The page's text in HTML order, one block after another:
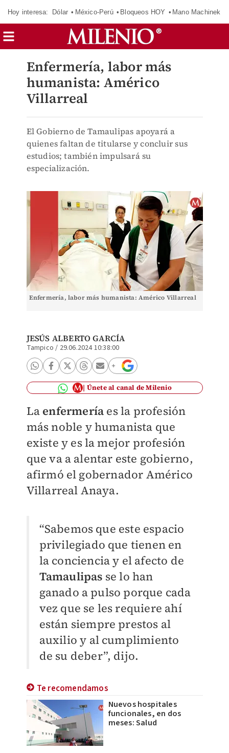
Hoy interesa: Dólar México-Perú Bloqueos HOY Mano Machinek
Enfermería, labor más
humanista: Américo
Villarreal
El Gobierno de Tamaulipas apoyará a
quienes faltan de titularse y concluir sus
estudios; también impulsará su
especialización.
Enfermería, labor más humanista: Américo Villarreal
JESÚS ALBERTO GARCÍA
Tampico / 29.06.2024 10:38:00
Únete al canal de Milenio
La enfermería es la profesión
más noble y humanista que
existe y es la mejor profesión
que va a alentar este gobierno,
afirmó el gobernador Américo
Villarreal Anaya.
“Sabemos que este espacio
privilegiado que tienen en
la conciencia y el afecto de
Tamaulipas se lo han
ganado a pulso porque cada
vez que se les requiere ahí
están siempre prestos al
auxilio y al cumplimiento
de su deber”, dijo.
Te recomendamos
Nuevos hospitales
funcionales, en dos
meses: Salud